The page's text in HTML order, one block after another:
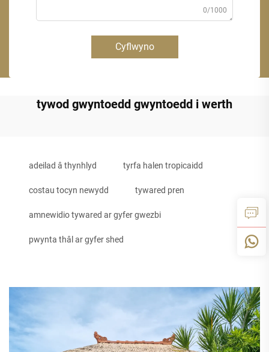
0/1000
Cyflwyno
tywod gwyntoedd gwyntoedd i werth
adeilad â thynhlyd tyrfa halen tropicaidd
costau tocyn newydd tywared pren
amnewidio tywared ar gyfer gwezbi
pwynta thâl ar gyfer shed